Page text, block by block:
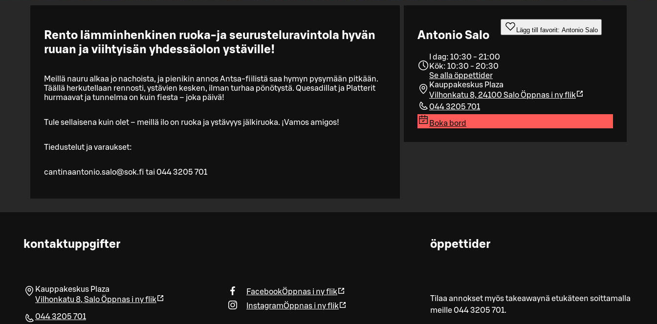
Antonio Salo Lägg till favorit: Antonio Salo
I dag: 10:30 - 21:00
Kök: 10:30 - 20:30
Se alla öppettider
Kauppakeskus Plaza
Vilhonkatu 8, 24100 SaloÖppnas i ny flik
044 3205 701
Boka bord
Rento lämminhenkinen ruoka-ja seurusteluravintola hyvän
ruuan ja viihtyisän yhdessäolon ystäville!
Meillä nauru alkaa jo nachoista, ja pienikin annos Antsa-fiilistä saa hymyn pysymään pitkään.
Täällä herkutellaan rennosti, ystävien kesken, ilman turhaa pönötystä. Quesadillat ja Platterit
hurmaavat ja tunnelma on kuin fiesta – joka päivä!
Tule sellaisena kuin olet – meillä ilo on ruoka ja ystävyys jälkiruoka. ¡Vamos amigos!
Tiedustelut ja varaukset:
cantinaantonio.salo@sok.fi tai 044 3205 701
kontaktuppgifter
Kauppakeskus Plaza
Vilhonkatu 8, SaloÖppnas i ny flik
044 3205 701
FacebookÖppnas i ny flik
InstagramÖppnas i ny flik
öppettider
Tilaa annokset myös takeawaynä etukäteen soittamalla
meille 044 3205 701.